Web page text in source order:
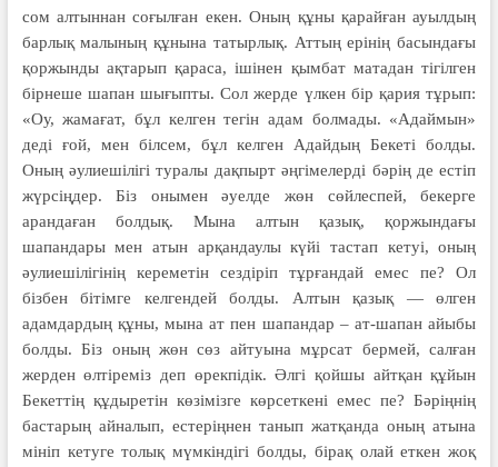
сом алтыннан соғылған екен. Оның құны қарайған ауылдың
барлық малының құнына татырлық. Аттың ерінің басындағы
қоржынды ақтарып қараса, ішінен қымбат матадан тігілген
бірнеше шапан шығыпты. Сол жерде үлкен бір қария тұрып:
«Оу, жамағат, бұл келген тегін адам болмады. «Адаймын»
деді ғой, мен білсем, бұл келген Адайдың Бекеті болды.
Оның әулиешілігі туралы дақпырт әңгімелерді бәрің де естіп
жүрсіңдер. Біз онымен әуелде жөн сөйлеспей, бекерге
арандаған болдық. Мына алтын қазық, қоржындағы
шапандары мен атын арқандаулы күйі тастап кетуі, оның
әулиешілігінің кереметін сездіріп тұрғандай емес пе? Ол
бізбен бітімге келгендей болды. Алтын қазық — өлген
адамдардың құны, мына ат пен шапандар – ат-шапан айыбы
болды. Біз оның жөн сөз айтуына мұрсат бермей, салған
жерден өлтіреміз деп өрекпідік. Әлгі қойшы айтқан құйын
Бекеттің құдыретін көзімізге көрсеткені емес пе? Бәріңнің
бастарың айналып, естеріңнен танып жатқанда оның атына
мініп кетуге толық мүмкіндігі болды, бірақ олай еткен жоқ